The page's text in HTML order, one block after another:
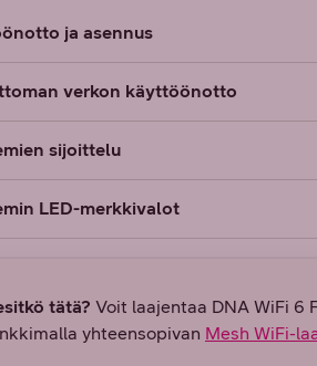
ja asennus
verkon käyttöönotto
sijoittelu
LED-merkkivalot
tätä? Voit laajentaa DNA WiFi 6
yhteensopivan Mesh WiFi-